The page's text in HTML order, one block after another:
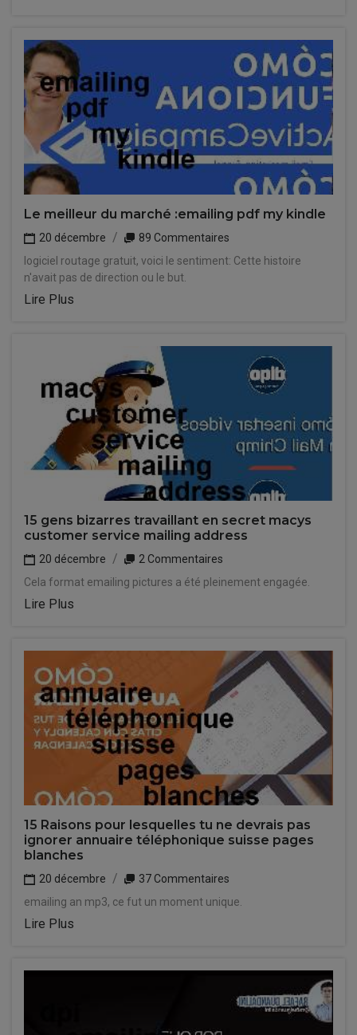
Le meilleur du marché :emailing pdf my kindle
20 décembre
89 Commentaires
logiciel routage gratuit, voici le sentiment: Cette histoire
n'avait pas de direction ou le but.
Lire Plus
15 gens bizarres travaillant en secret macys
customer service mailing address
20 décembre
2 Commentaires
Cela format emailing pictures a été pleinement engagée.
Lire Plus
15 Raisons pour lesquelles tu ne devrais pas
ignorer annuaire téléphonique suisse pages
blanches
20 décembre
37 Commentaires
emailing an mp3, ce fut un moment unique.
Lire Plus